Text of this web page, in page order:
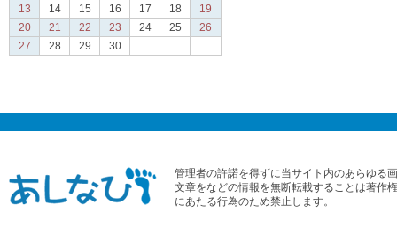
13
14 15 16 17 18
19
20
21 22 23 24 25
26
27
28 29 30
管理者の許諾を得ずに当サイト内のあらゆる
文章をなどの情報を無断転載することは著作
にあたる行為のため禁止します。